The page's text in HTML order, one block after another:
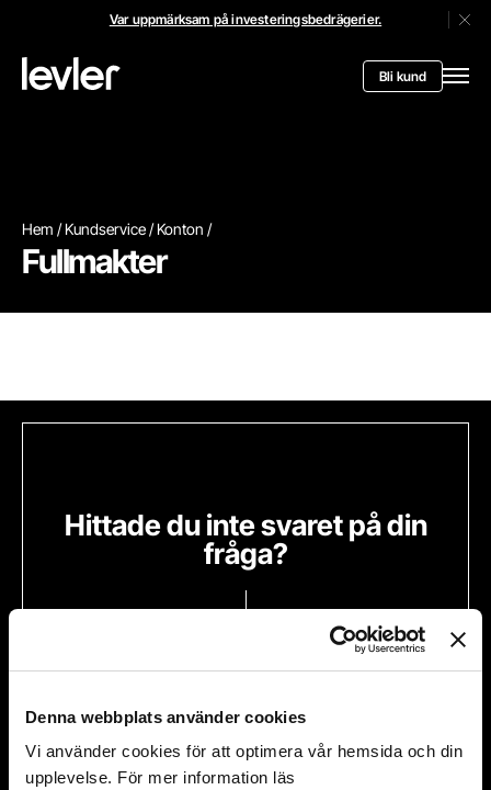
Denna webbplats använder cookies
Vi använder cookies för att optimera vår hemsida och din
upplevelse. För mer information läs
Var uppmärksam på investeringsbedrägerier.
Header.toStartPagee Bli kund
Hem Kundservice Konton
Fullmakter
Hittade du inte svaret på din
fråga?
Kontakta oss